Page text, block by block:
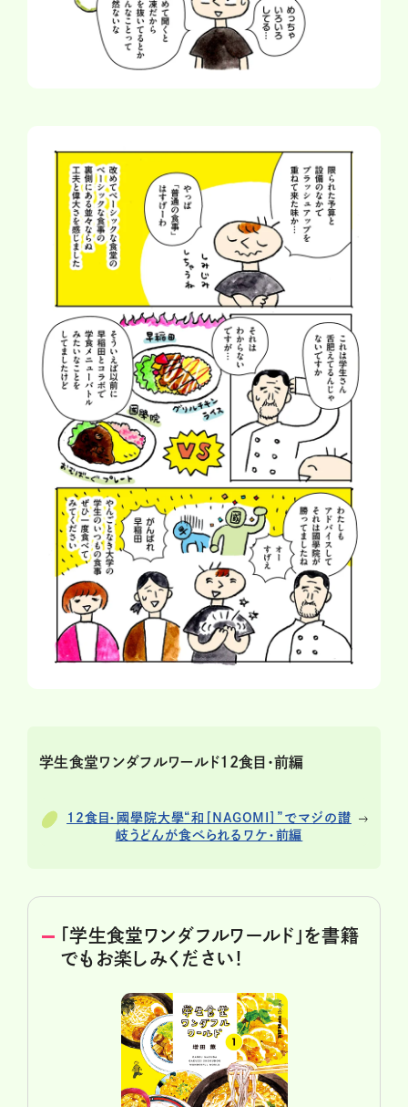
学生食堂ワンダフルワールド12食目・前編
12食目・國學院大學“和［NAGOMI］”でマジの讃
岐うどんが食べられるワケ・前編
「学生食堂ワンダフルワールド」を書籍
でもお楽しみください！